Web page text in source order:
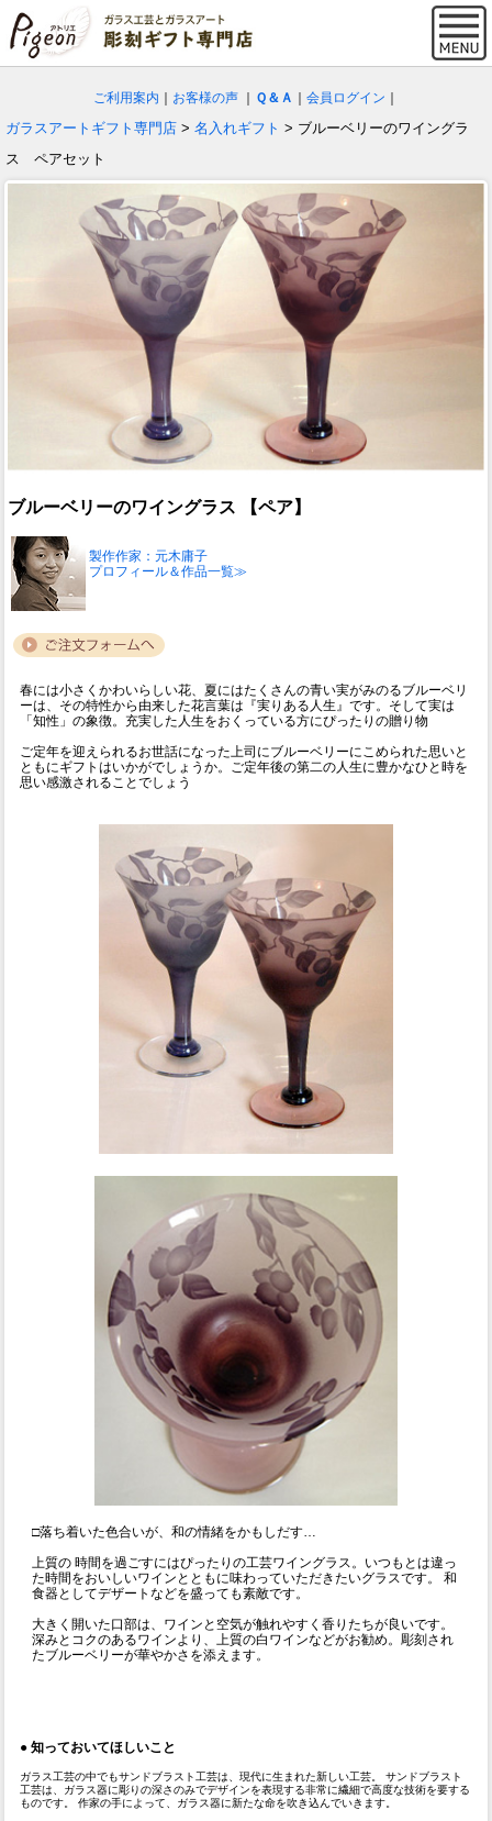
ご利用案内 お客様の声 Ｑ＆Ａ 会員ログイン
ガラスアートギフト専門店 > 名入れギフト > ブルーベリーのワイングラ
ス ペアセット
ブルーベリーのワイングラス 【ペア】
製作作家：元木庸子
プロフィール＆作品一覧≫
春には小さくかわいらしい花、夏にはたくさんの青い実がみのるブルーベリ
ーは、その特性から由来した花言葉は『実りある人生』です。そして実は
「知性」の象徴。充実した人生をおくっている方にぴったりの贈り物
ご定年を迎えられるお世話になった上司にブルーベリーにこめられた思いと
ともにギフトはいかがでしょうか。ご定年後の第二の人生に豊かなひと時を
思い感激されることでしょう
□落ち着いた色合いが、和の情緒をかもしだす…
上質の 時間を過ごすにはぴったりの工芸ワイングラス。いつもとは違っ
た時間をおいしいワインとともに味わっていただきたいグラスです。 和
食器としてデザートなどを盛っても素敵です。
大きく開いた口部は、ワインと空気が触れやすく香りたちが良いです。
深みとコクのあるワインより、上質の白ワインなどがお勧め。彫刻され
たブルーベリーが華やかさを添えます。
● 知っておいてほしいこと
ガラス工芸の中でもサンドブラスト工芸は、現代に生まれた新しい工芸。 サンドブラスト
工芸は、ガラス器に彫りの深さのみでデザインを表現する非常に繊細で高度な技術を要する
ものです。 作家の手によって、ガラス器に新たな命を吹き込んでいきます。